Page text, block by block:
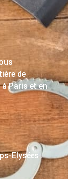
de
Paris et en
Elysées